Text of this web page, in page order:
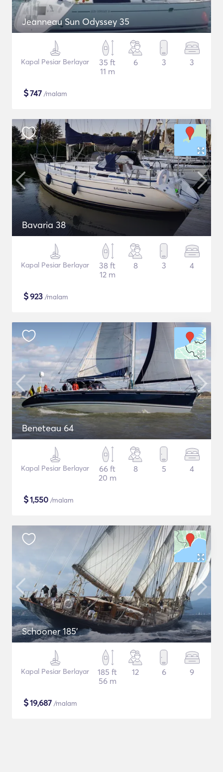
Jeanneau Sun Odyssey 35
Kapal Pesiar Berlayar
35 ft
11 m
6 3 3
$747 /malam
Bavaria 38
Kapal Pesiar Berlayar
38 ft
12 m
8 3 4
$923 /malam
Beneteau 64
Kapal Pesiar Berlayar
66 ft
20 m
8 5 4
$1,550 /malam
Schooner 185'
Kapal Pesiar Berlayar
185 ft
56 m
12 6 9
$19,687 /malam